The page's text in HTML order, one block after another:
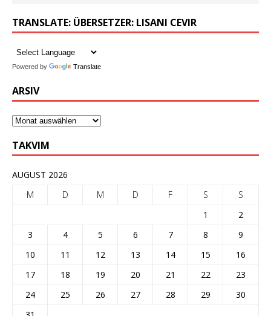
TRANSLATE: ÜBERSETZER: LISANI CEVIR
Powered by Translate
ARSIV
TAKVIM
AUGUST 2026
M
D M D F S
S
1
2
3
4 5 6 7 8
9
10
11 12 13 14 15
16
17
18 19 20 21 22
23
24
25 26 27 28 29
30